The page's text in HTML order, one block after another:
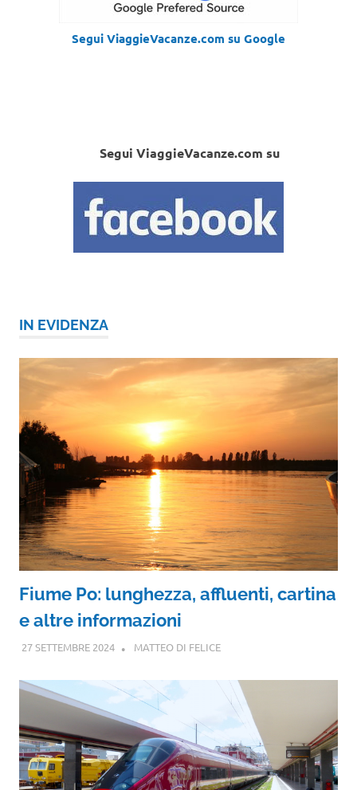
Segui ViaggieVacanze.com su Google
Segui ViaggieVacanze.com su
IN EVIDENZA
Fiume Po: lunghezza, affluenti, cartina
e altre informazioni
27 SETTEMBRE 2024 MATTEO DI FELICE